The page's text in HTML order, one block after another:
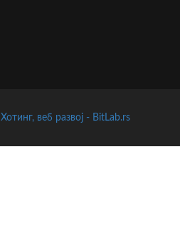
Хотинг, веб развој - BitLab.rs